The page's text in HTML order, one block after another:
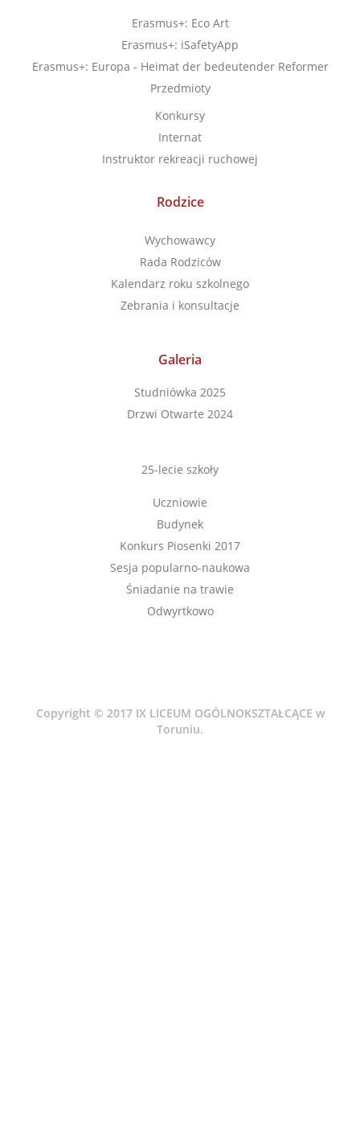
Erasmus+: Eco Art
Erasmus+: iSafetyApp
Erasmus+: Europa - Heimat der bedeutender Reformer
Przedmioty
Konkursy
Internat
Instruktor rekreacji ruchowej
Rodzice
Wychowawcy
Rada Rodziców
Kalendarz roku szkolnego
Zebrania i konsultacje
Galeria
Studniówka 2025
Drzwi Otwarte 2024
25-lecie szkoły
Uczniowie
Budynek
Konkurs Piosenki 2017
Sesja popularno-naukowa
Śniadanie na trawie
Odwyrtkowo
Copyright © 2017 IX LICEUM OGÓLNOKSZTAŁCĄCE w
Toruniu.